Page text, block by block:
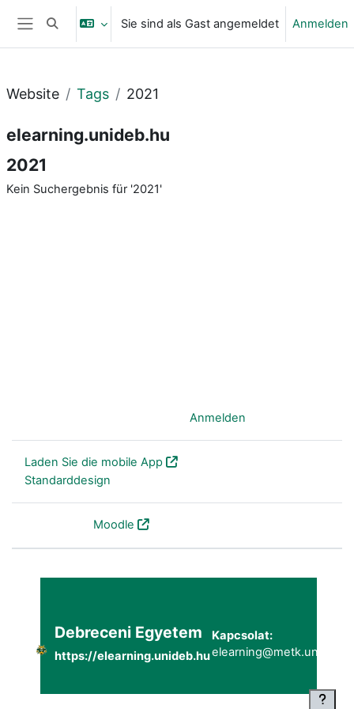
Zum Hauptinhalt
Website-Übersicht
Sucheingabe umschaltenSie sind als Gast angemeldet Anmelden
Website Tags 2021
elearning.unideb.hu
2021
Kein Suchergebnis für '2021'
Anmelden
Laden Sie die mobile App
Standarddesign
Moodle
Debreceni Egyetem
https://elearning.unideb.hu
Kapcsolat: